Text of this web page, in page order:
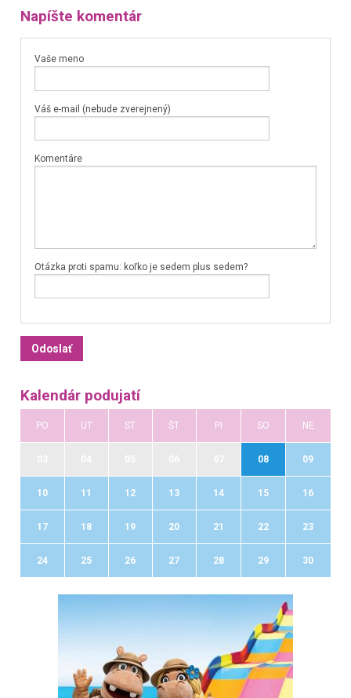
Napíšte komentár
Vaše meno
Váš e-mail (nebude zverejnený)
Komentáre
Otázka proti spamu: koľko je sedem plus sedem?
Kalendár podujatí
PO UT ST ŠT PI SO NE
08 09
10 11 12 13 14 15 16
17 18 19 20 21 22 23
24 25 26 27 28 29 30